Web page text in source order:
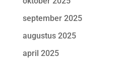
september 2025
augustus 2025
april 2025